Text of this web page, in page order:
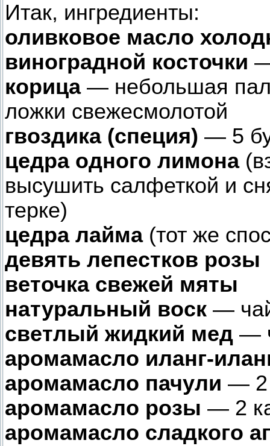
Итак, ингредиенты:
оливковое масло
виноградной косточки
корица— небольшая
ложки свежесмолотой
гвоздика (специя) — 5
цедра одного лимона
высушить салфеткой и
терке)
цедра лайма(тот же
девять лепестков розы
веточка свежей мяты
натуральный воск —
светлый жидкий мед —
аромамасло иланг-
аромамасло пачули — 2
аромамасло розы — 2
аромамасло сладкого